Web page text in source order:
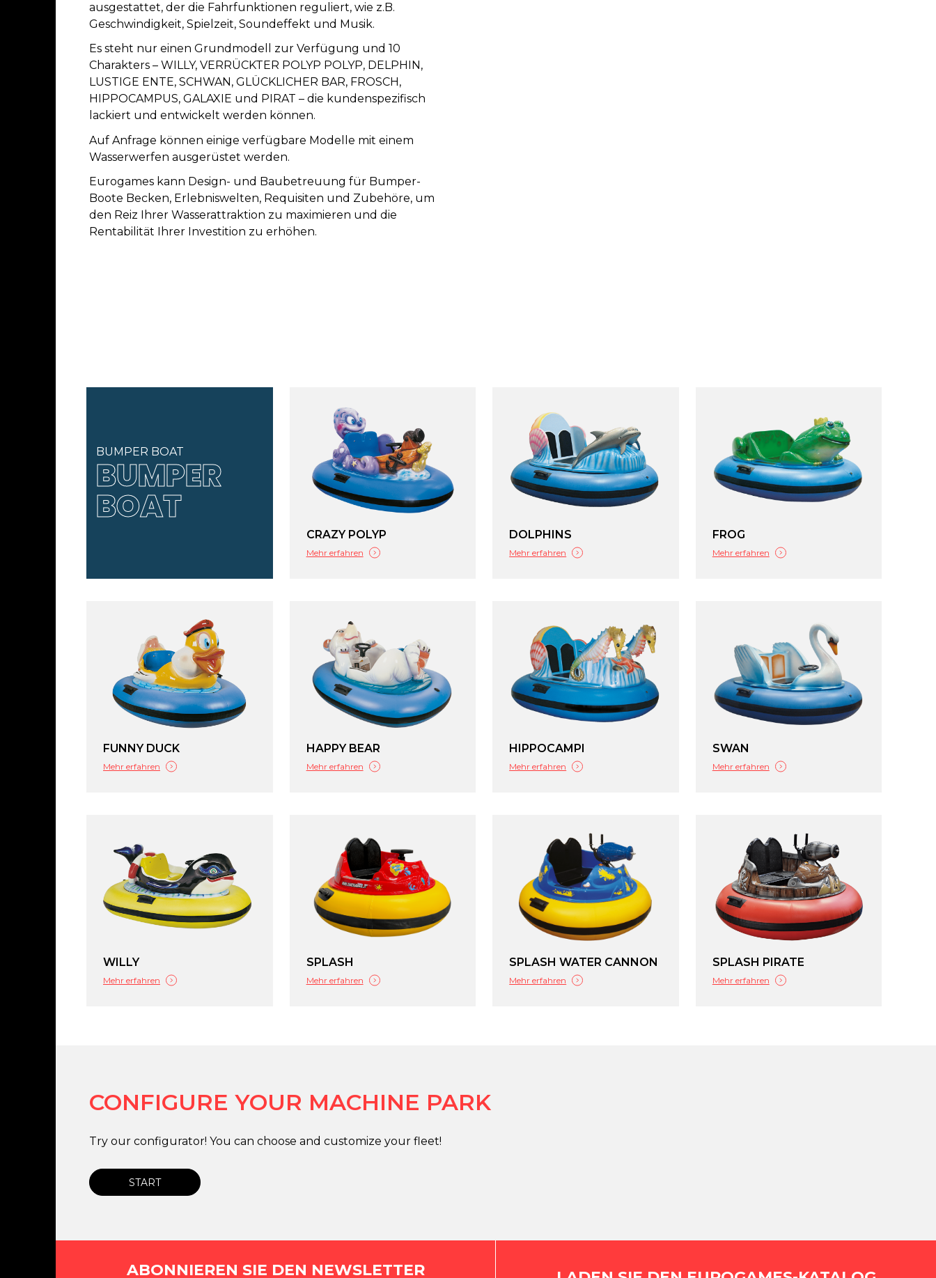
ausgestattet, der die Fahrfunktionen reguliert, wie z.B.
Geschwindigkeit, Spielzeit, Soundeffekt und Musik.
Es steht nur einen Grundmodell zur Verfügung und 10
Charakters – WILLY, VERRÜCKTER POLYP POLYP, DELPHIN,
LUSTIGE ENTE, SCHWAN, GLÜCKLICHER BAR, FROSCH,
HIPPOCAMPUS, GALAXIE und PIRAT – die kundenspezifisch
lackiert und entwickelt werden können.
Auf Anfrage können einige verfügbare Modelle mit einem
Wasserwerfen ausgerüstet werden.
Eurogames kann Design- und Baubetreuung für Bumper-
Boote Becken, Erlebniswelten, Requisiten und Zubehöre, um
den Reiz Ihrer Wasserattraktion zu maximieren und die
Rentabilität Ihrer Investition zu erhöhen.
BUMPER BOAT
BUMPER
BOAT
CRAZY POLYP
Mehr erfahren
DOLPHINS
Mehr erfahren
FROG
Mehr erfahren
FUNNY DUCK
Mehr erfahren
HAPPY BEAR
Mehr erfahren
HIPPOCAMPI
Mehr erfahren
SWAN
Mehr erfahren
WILLY
Mehr erfahren
SPLASH
Mehr erfahren
SPLASH WATER CANNON
Mehr erfahren
SPLASH PIRATE
Mehr erfahren
CONFIGURE YOUR MACHINE PARK
Try our configurator! You can choose and customize your fleet!
START
ABONNIEREN SIE DEN NEWSLETTER